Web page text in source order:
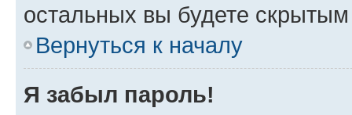
остальных вы будете
Вернуться к началу
Я забыл пароль!